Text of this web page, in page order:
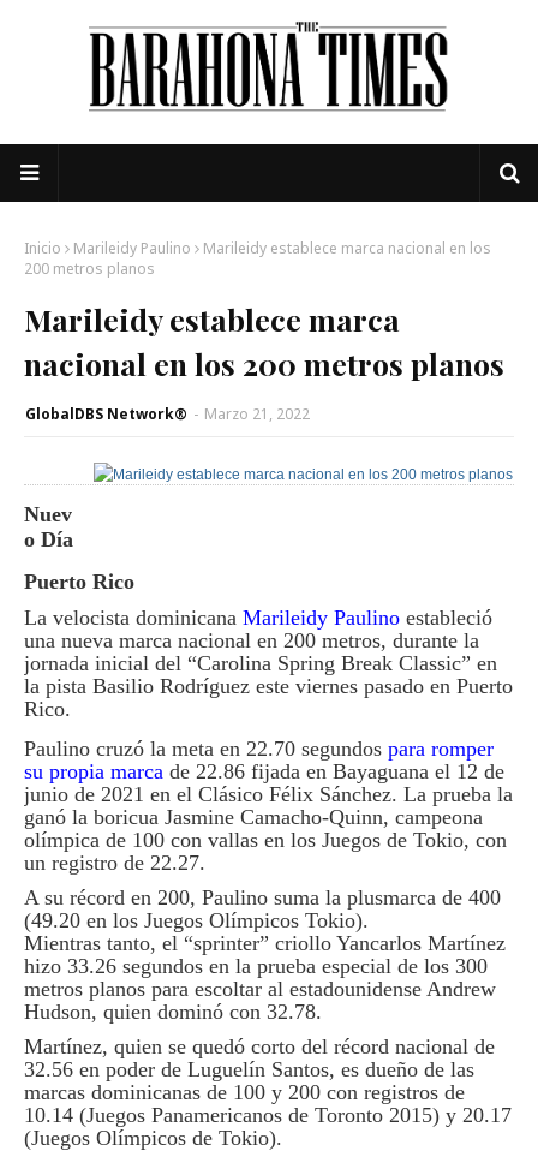
Inicio Marileidy Paulino
Marileidy establece marca nacional en los
200 metros planos
Marileidy establece marca
nacional en los 200 metros planos
GlobalDBS Network® - Marzo 21, 2022
Nuev
o Día
Puerto Rico
La velocista dominicana Marileidy Paulino estableció
una nueva marca nacional en 200 metros, durante la
jornada inicial del “Carolina Spring Break Classic” en
la pista Basilio Rodríguez este viernes pasado en Puerto
Rico.
Paulino cruzó la meta en 22.70 segundos para romper
su propia marca de 22.86 fijada en Bayaguana el 12 de
junio de 2021 en el Clásico Félix Sánchez. La prueba la
ganó la boricua Jasmine Camacho-Quinn, campeona
olímpica de 100 con vallas en los Juegos de Tokio, con
un registro de 22.27.
A su récord en 200, Paulino suma la plusmarca de 400
(49.20 en los Juegos Olímpicos Tokio).
Mientras tanto, el “sprinter” criollo Yancarlos Martínez
hizo 33.26 segundos en la prueba especial de los 300
metros planos para escoltar al estadounidense Andrew
Hudson, quien dominó con 32.78.
Martínez, quien se quedó corto del récord nacional de
32.56 en poder de Luguelín Santos, es dueño de las
marcas dominicanas de 100 y 200 con registros de
10.14 (Juegos Panamericanos de Toronto 2015) y 20.17
(Juegos Olímpicos de Tokio).